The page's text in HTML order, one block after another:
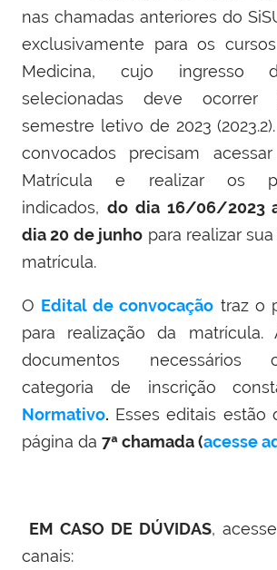
nas chamadas anteriores do
exclusivamente para os
Medicina, cujo ingresso
selecionadas deve ocorrer
semestre letivo de 2023
convocados precisam
Matrícula e realizar os
indicados, do dia 16/06/2023
dia 20 de junho para realizar
matrícula.
O Edital de convocação traz o
para realização da matrícula.
documentos necessários
categoria de inscrição
Normativo. Esses editais estão
página da 7ª chamada (acesse
EM CASO DE DÚVIDAS,
canais: